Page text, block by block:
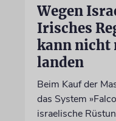
Wegen
Irisches
kann nicht
landen
Beim Kauf der
das System
israelische